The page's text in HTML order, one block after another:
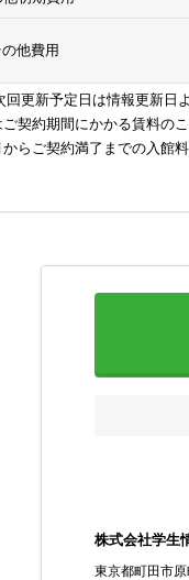
の他費用
更新予定日は情報更新日
契約期間にかかる賃料の
らご契約満了までの入館
株式会社学生
東京都町田市